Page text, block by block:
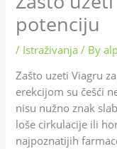
potenciju
/ Istraživanja / By
Zašto uzeti Viagru
erekcijom su češći
nisu nužno znak
loše cirkulacije ili
najpoznatijih